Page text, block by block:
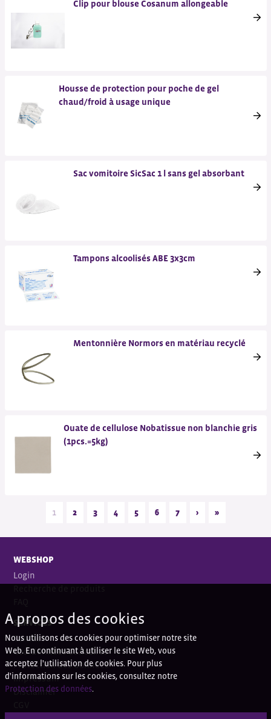
Clip pour blouse Cosanum allongeable
Housse de protection pour poche de gel
chaud/froid à usage unique
Sac vomitoire SicSac 1 l sans gel absorbant
Tampons alcoolisés ABE 3x3cm
Mentonnière Normors en matériau recyclé
Ouate de cellulose Nobatissue non blanchie gris
(1pcs.=5kg)
1 2 3 4 5 6 7 › »
WEBSHOP
Login
SERVICES
Contact
Coordonnées bancaires
Protection des données
Impressum
Disclaimer
A propos des cookies
Nous utilisons des cookies pour optimiser notre site
Web. En continuant à utiliser le site Web, vous
acceptez l'utilisation de cookies. Pour plus
d'informations sur les cookies, consultez notre
Protection des données.